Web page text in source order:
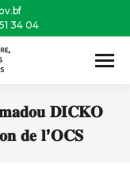
34 04
𝐃𝐈𝐂𝐊𝐎
𝐝𝐞 𝐥’𝐎𝐂𝐒